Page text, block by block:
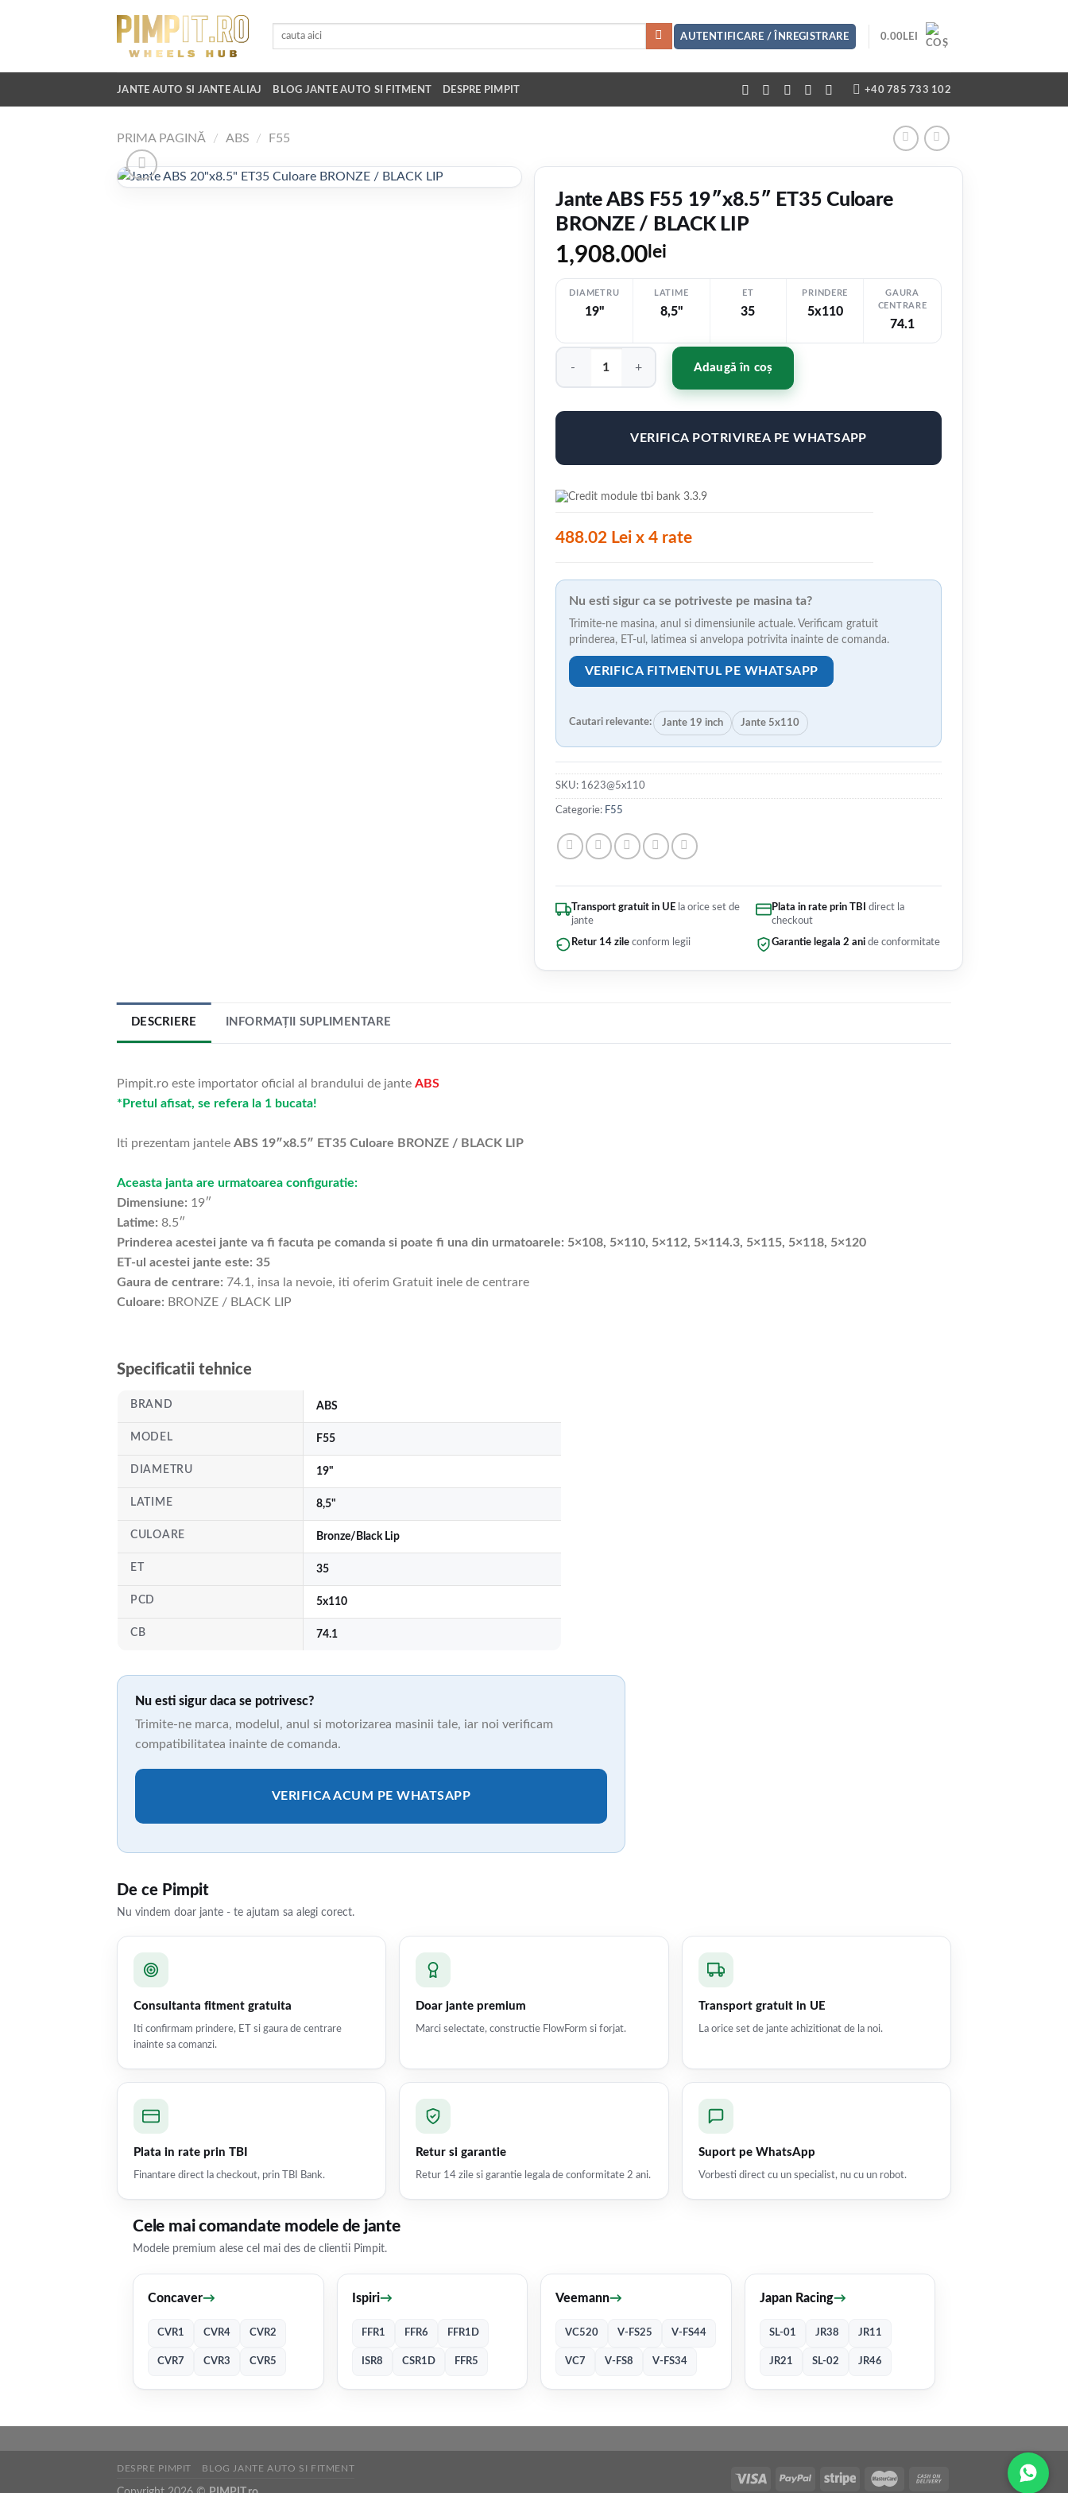
AUTENTIFICARE / ÎNREGISTRARE 0.00 LEI
JANTE AUTO SI JANTE ALIAJ BLOG JANTE AUTO SI FITMENT DESPRE PIMPIT +40 785 733 102
PRIMA PAGINĂ / ABS / F55
Jante ABS F55 19″x8.5″ ET35 Culoare
BRONZE / BLACK LIP
1,908.00 lei
DIAMETRU
19"
LATIME
8,5"
ET
35
PRINDERE
5x110
GAURA
CENTRARE
74.1
Cantitate Jante ABS F55 19"x8.5" ET35 Culoare BRONZE / BLACK LIP
Adaugă în coș
VERIFICA POTRIVIREA PE WHATSAPP
488.02 Lei x 4 rate
Nu esti sigur ca se potriveste pe masina ta?
Trimite-ne masina, anul si dimensiunile actuale. Verificam gratuit
prinderea, ET-ul, latimea si anvelopa potrivita inainte de comanda.
VERIFICA FITMENTUL PE WHATSAPP
Cautari relevante: Jante 19 inch Jante 5x110
SKU: 1623@5x110
Categorie: F55
Transport gratuit in UE la orice set de
jante
Plata in rate prin TBI
direct la
checkout
Retur 14 zile conform legii Garantie legala 2 ani de conformitate
DESCRIERE INFORMAȚII SUPLIMENTARE
Pimpit.ro este importator oficial al brandului de jante ABS
*Pretul afisat, se refera la 1 bucata!
Iti prezentam jantele ABS 19″x8.5″ ET35 Culoare BRONZE / BLACK LIP
Aceasta janta are urmatoarea configuratie:
Dimensiune: 19″
Latime: 8.5″
Prinderea acestei jante va fi facuta pe comanda si poate fi una din urmatoarele: 5×108, 5×110, 5×112, 5×114.3, 5×115, 5×118, 5×120
ET-ul acestei jante este: 35
Gaura de centrare: 74.1, insa la nevoie, iti oferim Gratuit inele de centrare
Culoare: BRONZE / BLACK LIP
Specificatii tehnice
BRAND ABS
MODEL F55
DIAMETRU 19"
LATIME 8,5"
CULOARE Bronze/Black Lip
ET 35
PCD 5x110
CB 74.1
Nu esti sigur daca se potrivesc?
Trimite-ne marca, modelul, anul si motorizarea masinii tale, iar noi verificam
compatibilitatea inainte de comanda.
VERIFICA ACUM PE WHATSAPP
De ce Pimpit
Nu vindem doar jante - te ajutam sa alegi corect.
Consultanta fitment gratuita
Iti confirmam prindere, ET si gaura de centrare
inainte sa comanzi.
Doar jante premium
Marci selectate, constructie FlowForm si forjat.
Transport gratuit in UE
La orice set de jante achizitionat de la noi.
Plata in rate prin TBI
Finantare direct la checkout, prin TBI Bank.
Retur si garantie
Retur 14 zile si garantie legala de conformitate 2 ani.
Suport pe WhatsApp
Vorbesti direct cu un specialist, nu cu un robot.
Cele mai comandate modele de jante
Modele premium alese cel mai des de clientii Pimpit.
Concaver→
CVR1 CVR4 CVR2
CVR7 CVR3 CVR5
Ispiri→
FFR1 FFR6 FFR1D
ISR8 CSR1D FFR5
Veemann→
VC520 V-FS25 V-FS44
VC7 V-FS8 V-FS34
Japan Racing→
SL-01 JR38 JR11
JR21 SL-02 JR46
DESPRE PIMPIT BLOG JANTE AUTO SI FITMENT